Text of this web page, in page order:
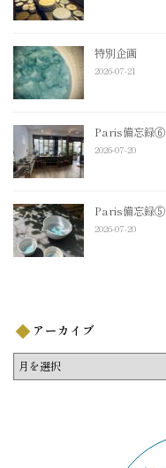
特別企画
2026-07-21
Paris備忘録⑥
2026-07-20
Paris備忘録⑤
2026-07-20
アーカイブ
ア
ー